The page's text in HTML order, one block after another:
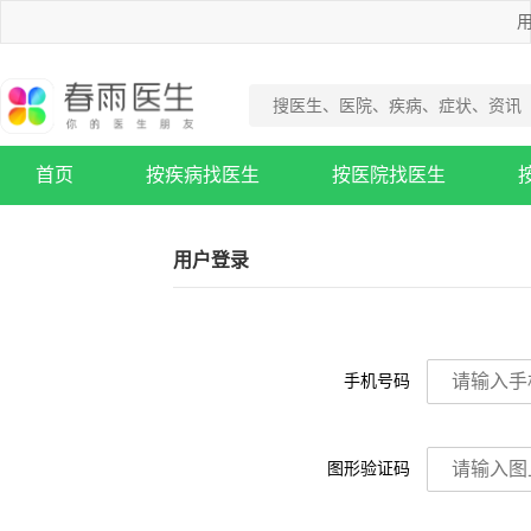
首页 按疾病找医生 按医院找医生
用户登录
手机号码
图形验证码